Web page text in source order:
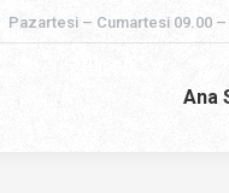
Pazartesi – Cumartesi 09.00 –
Ana